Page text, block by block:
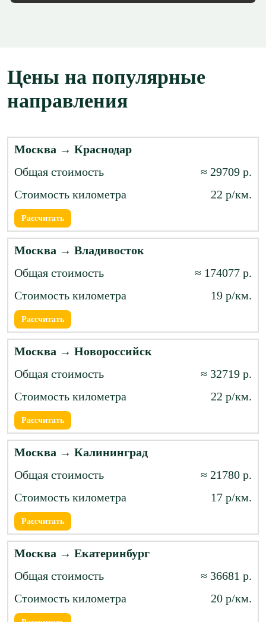
Цены на популярные
направления
Москва → Краснодар
≈ 29709 р.
22 р/км.
Рассчитать
Москва → Владивосток
≈ 174077 р.
19 р/км.
Рассчитать
Москва → Новороссийск
≈ 32719 р.
22 р/км.
Рассчитать
Москва → Калининград
≈ 21780 р.
17 р/км.
Рассчитать
Москва → Екатеринбург
≈ 36681 р.
20 р/км.